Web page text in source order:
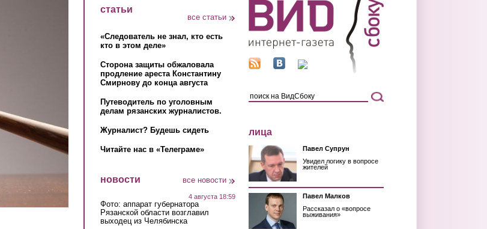
статьи
все статьи
«Следователь не знал, кто есть
кто в этом деле»
Сторона защиты обжаловала
продление ареста Константину
Смирнову до конца августа
Путеводитель по уголовным
делам рязанских журналистов.
Журналист? Будешь сидеть
Читайте нас в «Телеграме»
новости все новости
4 августа 18:59
Фото: аппарат губернатора
Рязанской области возглавил
выходец из Челябинска
лица
Павел Супрун
Увидел логику в вопросе
жителей
Павел Малков
Рассказал о «вопросе
выживания»